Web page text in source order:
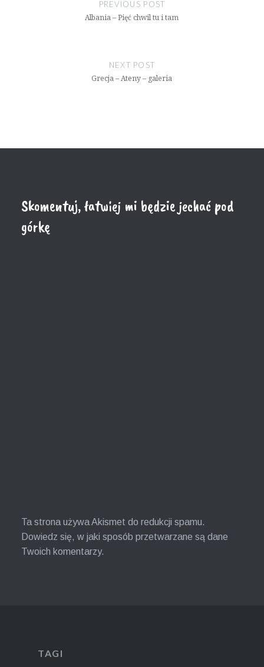
PREVIOUS POST
Albania – Pięć chwil tu i tam
NEXT POST
Grecja – Ateny – galeria
Skomentuj, łatwiej mi będzie jechać pod
górkę
Ta strona używa Akismet do redukcji spamu.
Dowiedz się, w jaki sposób przetwarzane są dane
Twoich komentarzy.
TAGI